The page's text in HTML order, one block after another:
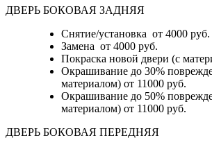
ДВЕРЬ БОКОВАЯ ЗАДНЯЯ
Снятие/установка от 4000 руб.
Замена от 4000 руб.
Покраска новой двери (с
Окрашивание до 30%
материалом) от 11000 руб.
Окрашивание до 50%
материалом) от 11000 руб.
ДВЕРЬ БОКОВАЯ ПЕРЕДНЯЯ